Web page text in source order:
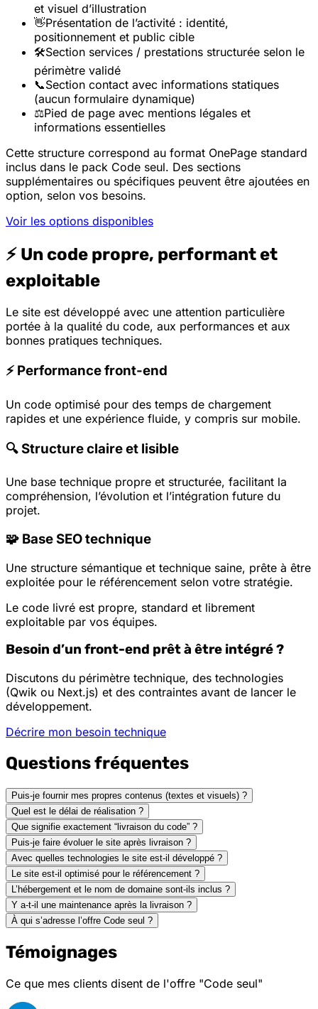
et visuel d’illustration
👋Présentation de l’activité : identité,
positionnement et public cible
🛠️Section services / prestations structurée selon le
périmètre validé
📞Section contact avec informations statiques
(aucun formulaire dynamique)
⚖️Pied de page avec mentions légales et
informations essentielles
Cette structure correspond au format OnePage standard
inclus dans le pack Code seul. Des sections
supplémentaires ou spécifiques peuvent être ajoutées en
option, selon vos besoins.
Voir les options disponibles
⚡ Un code propre, performant et
exploitable
Le site est développé avec une attention particulière
portée à la qualité du code, aux performances et aux
bonnes pratiques techniques.
⚡ Performance front-end
Un code optimisé pour des temps de chargement
rapides et une expérience fluide, y compris sur mobile.
🔍 Structure claire et lisible
Une base technique propre et structurée, facilitant la
compréhension, l’évolution et l’intégration future du
projet.
🧩 Base SEO technique
Une structure sémantique et technique saine, prête à être
exploitée pour le référencement selon votre stratégie.
Le code livré est propre, standard et librement
exploitable par vos équipes.
Besoin d’un front-end prêt à être intégré ?
Discutons du périmètre technique, des technologies
(Qwik ou Next.js) et des contraintes avant de lancer le
développement.
Décrire mon besoin technique
Questions fréquentes
Puis-je fournir mes propres contenus (textes et visuels) ?
Quel est le délai de réalisation ?
Que signifie exactement “livraison du code” ?
Puis-je faire évoluer le site après livraison ?
Avec quelles technologies le site est-il développé ?
Le site est-il optimisé pour le référencement ?
L’hébergement et le nom de domaine sont-ils inclus ?
Y a-t-il une maintenance après la livraison ?
À qui s’adresse l’offre Code seul ?
Témoignages
Ce que mes clients disent de l'offre "Code seul"